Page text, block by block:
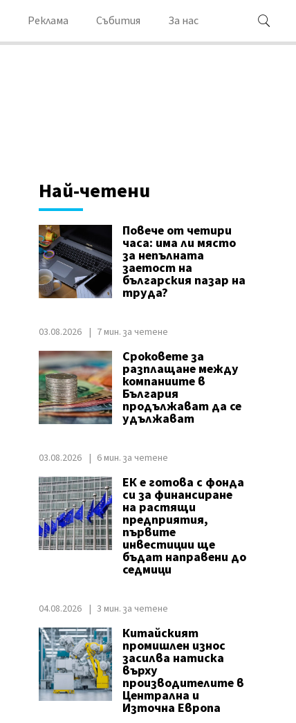
Реклама Събития За нас
Най-четени
Повече от четири
часа: има ли място
за непълната
заетост на
българския пазар на
труда?
03.08.2026 7 мин. за четене
Сроковете за
разплащане между
компаниите в
България
продължават да се
удължават
03.08.2026 6 мин. за четене
ЕК е готова с фонда
си за финансиране
на растящи
предприятия,
първите
инвестиции ще
бъдат направени до
седмици
04.08.2026 3 мин. за четене
Китайският
промишлен износ
засилва натиска
върху
производителите в
Централна и
Източна Европа